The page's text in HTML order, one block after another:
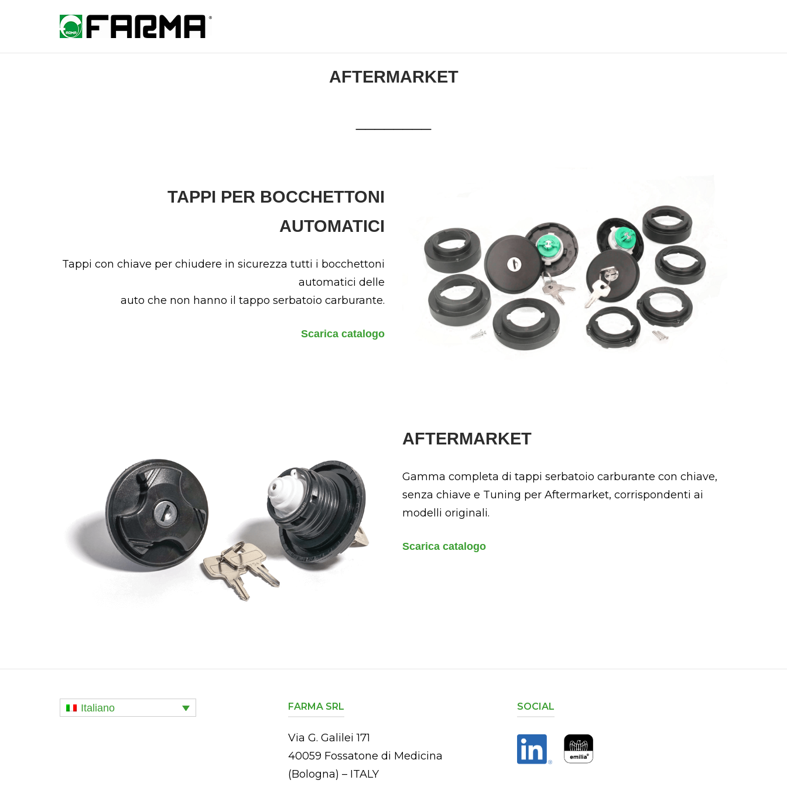
Home
AFTERMARKET
TAPPI PER BOCCHETTONI
AUTOMATICI
Tappi con chiave per chiudere in sicurezza tutti i bocchettoni
automatici delle
auto che non hanno il tappo serbatoio carburante.
Scarica catalogo
AFTERMARKET
Gamma completa di tappi serbatoio carburante con chiave,
senza chiave e Tuning per Aftermarket, corrispondenti ai
modelli originali.
Scarica catalogo
Italiano FARMA SRL
Via G. Galilei 171
40059 Fossatone di Medicina
(Bologna) – ITALY
SOCIAL